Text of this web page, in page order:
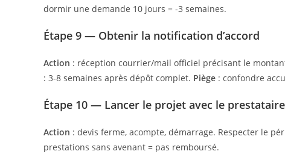
dormir une demande 10 jours = -3 semaines.
Étape 9 — Obtenir la notification d’accord
Action : réception courrier/mail officiel précisant le
: 3-8 semaines après dépôt complet. Piège : confondre
Étape 10 — Lancer le projet avec le prestataire
Action : devis ferme, acompte, démarrage. Respecter le
prestations sans avenant = pas remboursé.